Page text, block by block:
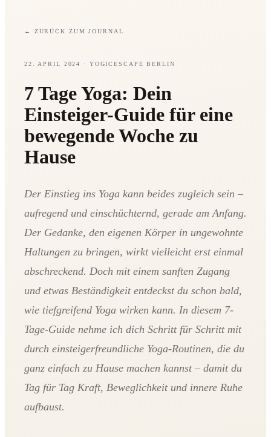
← ZURÜCK ZUM JOURNAL
22. APRIL 2024 · YOGICESCAPE BERLIN
7 Tage Yoga: Dein
Einsteiger-Guide für eine
bewegende Woche zu
Hause
Der Einstieg ins Yoga kann beides zugleich sein –
aufregend und einschüchternd, gerade am Anfang.
Der Gedanke, den eigenen Körper in ungewohnte
Haltungen zu bringen, wirkt vielleicht erst einmal
abschreckend. Doch mit einem sanften Zugang
und etwas Beständigkeit entdeckst du schon bald,
wie tiefgreifend Yoga wirken kann. In diesem 7-
Tage-Guide nehme ich dich Schritt für Schritt mit
durch einsteigerfreundliche Yoga-Routinen, die du
ganz einfach zu Hause machen kannst – damit du
Tag für Tag Kraft, Beweglichkeit und innere Ruhe
aufbaust.